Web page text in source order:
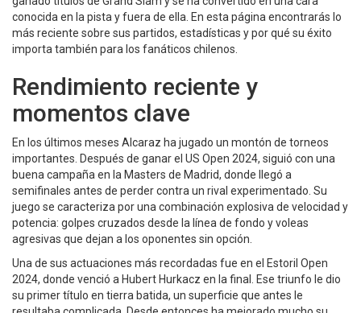
conocida en la pista y fuera de ella. En esta página encontrarás lo
más reciente sobre sus partidos, estadísticas y por qué su éxito
importa también para los fanáticos chilenos.
Rendimiento reciente y
momentos clave
En los últimos meses Alcaraz ha jugado un montón de torneos
importantes. Después de ganar el US Open 2024, siguió con una
buena campaña en la Masters de Madrid, donde llegó a
semifinales antes de perder contra un rival experimentado. Su
juego se caracteriza por una combinación explosiva de velocidad y
potencia: golpes cruzados desde la línea de fondo y voleas
agresivas que dejan a los oponentes sin opción.
Una de sus actuaciones más recordadas fue en el Estoril Open
2024, donde venció a Hubert Hurkacz en la final. Ese triunfo le dio
su primer título en tierra batida, un superficie que antes le